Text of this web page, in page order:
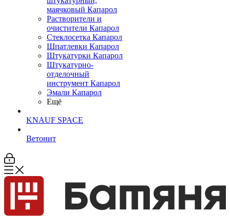
маячковый Капарол
Растворители и
очистители Капарол
Cтеклосетка Капарол
Шпатлевки Капарол
Штукатурки Капарол
Штукатурно-
отделочный
инструмент Капарол
Эмали Капарол
Ещё
KNAUF SPACE
Ветонит